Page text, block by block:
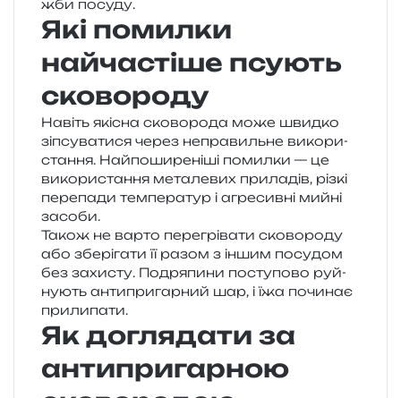
жби посуду.
Які помилки
найчастіше псують
сковороду
Навіть які­сна ско­во­ро­да може швид­ко
зіпсу­ва­ти­ся через непра­виль­не вико­ри­
ста­н­ня. Найпоширеніші помил­ки — це
вико­ри­ста­н­ня мета­ле­вих при­ла­дів, різкі
пере­па­ди тем­пе­ра­тур і агре­сив­ні мийні
засоби.
Також не варто пере­грі­ва­ти ско­во­ро­ду
або збе­рі­га­ти її разом з іншим посу­дом
без захи­сту. Подряпини посту­по­во руй­
ну­ють анти­при­гар­ний шар, і їжа почи­нає
прилипати.
Як доглядати за
антипригарною